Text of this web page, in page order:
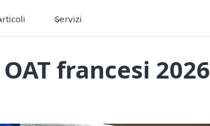
Servizi
francesi 2026